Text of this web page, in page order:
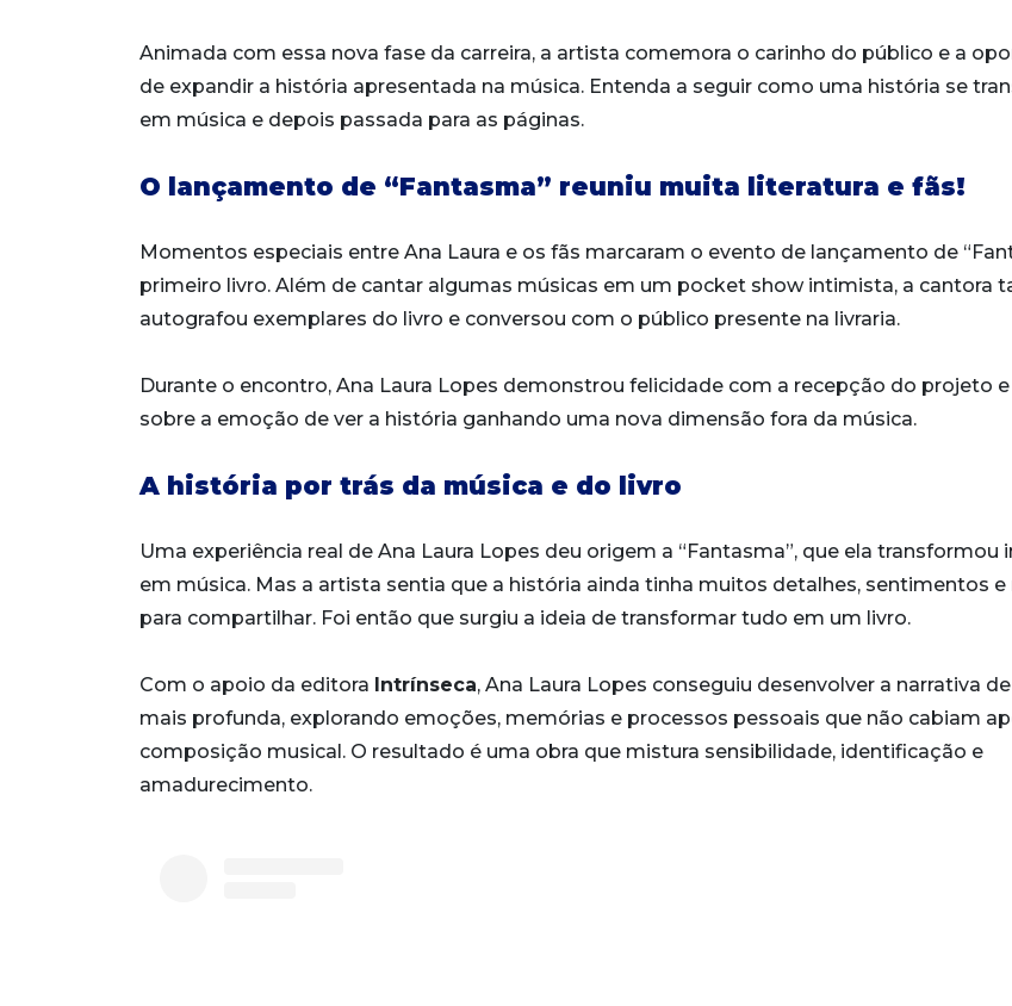
Animada com essa nova fase da carreira, a artista comemora o carinho do público e a
de expandir a história apresentada na música. Entenda a seguir como uma história se
em música e depois passada para as páginas.
O lançamento de “Fantasma” reuniu muita literatura e fãs!
Momentos especiais entre Ana Laura e os fãs marcaram o evento de lançamento de
primeiro livro. Além de cantar algumas músicas em um pocket show intimista, a cantora
autografou exemplares do livro e conversou com o público presente na livraria.
Durante o encontro, Ana Laura Lopes demonstrou felicidade com a recepção do projeto
sobre a emoção de ver a história ganhando uma nova dimensão fora da música.
A história por trás da música e do livro
Uma experiência real de Ana Laura Lopes deu origem a “Fantasma”, que ela transformou
em música. Mas a artista sentia que a história ainda tinha muitos detalhes, sentimentos e
para compartilhar. Foi então que surgiu a ideia de transformar tudo em um livro.
Com o apoio da editora Intrínseca, Ana Laura Lopes conseguiu desenvolver a narrativa
mais profunda, explorando emoções, memórias e processos pessoais que não cabiam
composição musical. O resultado é uma obra que mistura sensibilidade, identificação e
amadurecimento.